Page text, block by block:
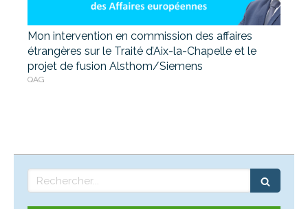
Mon intervention en commission des affaires
étrangères sur le Traité d’Aix-la-Chapelle et le
projet de fusion Alsthom/Siemens
QAG
Rechercher